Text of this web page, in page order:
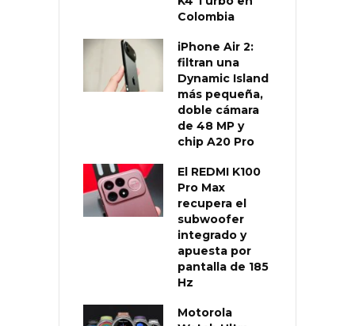
Colombia
iPhone Air 2:
filtran una
Dynamic Island
más pequeña,
doble cámara
de 48 MP y
chip A20 Pro
El REDMI K100
Pro Max
recupera el
subwoofer
integrado y
apuesta por
pantalla de 185
Hz
Motorola